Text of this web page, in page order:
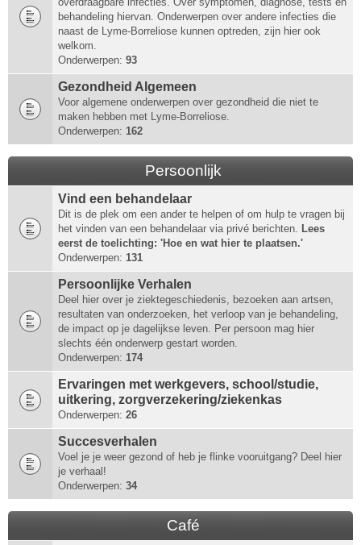
behandeling hiervan. Onderwerpen over andere infecties die
naast de Lyme-Borreliose kunnen optreden, zijn hier ook
welkom.
Onderwerpen: 93
Gezondheid Algemeen
Voor algemene onderwerpen over gezondheid die niet te
maken hebben met Lyme-Borreliose.
Onderwerpen: 162
Persoonlijk
Vind een behandelaar
Dit is de plek om een ander te helpen of om hulp te vragen bij
het vinden van een behandelaar via privé berichten. Lees
eerst de toelichting: 'Hoe en wat hier te plaatsen.'
Onderwerpen: 131
Persoonlijke Verhalen
Deel hier over je ziektegeschiedenis, bezoeken aan artsen,
resultaten van onderzoeken, het verloop van je behandeling,
de impact op je dagelijkse leven. Per persoon mag hier
slechts één onderwerp gestart worden.
Onderwerpen: 174
Ervaringen met werkgevers, school/studie,
uitkering, zorgverzekering/ziekenkas
Onderwerpen: 26
Succesverhalen
Voel je je weer gezond of heb je flinke vooruitgang? Deel hier
je verhaal!
Onderwerpen: 34
Café